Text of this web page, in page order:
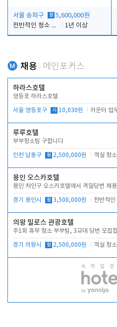
서울 송파구 월 5,600,000원
전반적인 청소 업무(객실청소.객실정리)
1년 이상
채용 메인포커스
하라스호텔
영등포 하라스호텔
서울 영등포구 시 10,030원
루루호텔
부부청소팀 구합니다
인천 남동구 월 2,500,000원 객실 청소
용인 오스카호텔
용인 처인구 오스카호텔에서 격일당번 채
경기 용인시 월 3,500,000원
의왕 밀로스 관광호텔
주1회 휴무 청소 부부팀, 3교대 당번 모집
경기 의왕시 월 2,500,000원 객실 청